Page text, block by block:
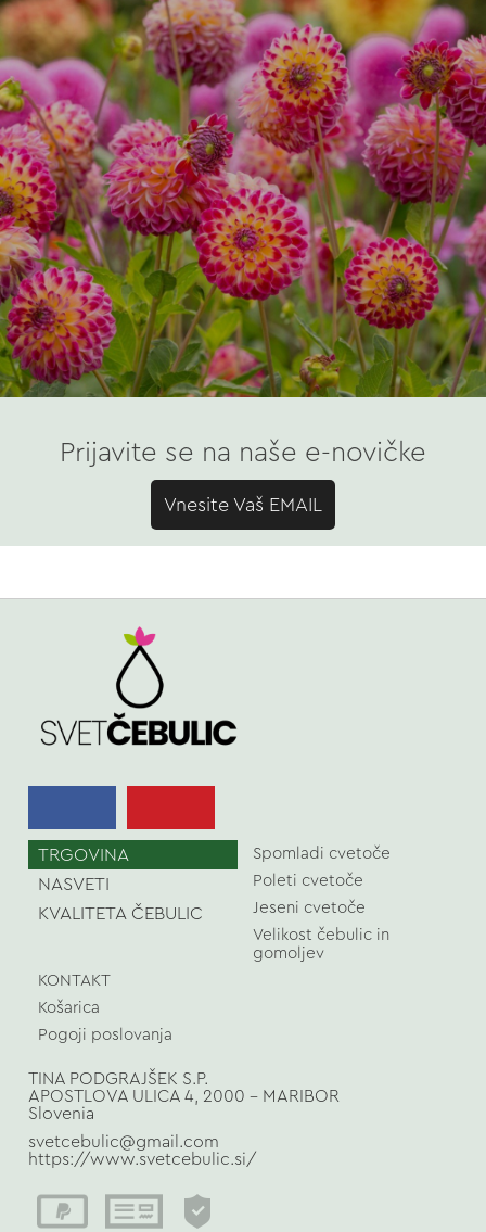
Prijavite se na naše e-novičke
Vnesite Vaš EMAIL
TRGOVINA
NASVETI
KVALITETA ČEBULIC
Spomladi cvetoče
Poleti cvetoče
Jeseni cvetoče
Velikost čebulic in
gomoljev
KONTAKT
Košarica
Pogoji poslovanja
TINA PODGRAJŠEK S.P.
APOSTLOVA ULICA 4, 2000 - MARIBOR
Slovenia
svetcebulic@gmail.com
https://www.svetcebulic.si/